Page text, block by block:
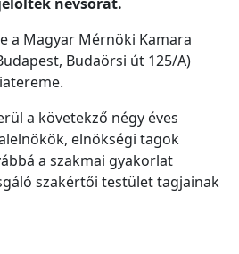
a Magyar Mérnöki Kamara
Budaörsi út 125/A)
a követekző négy éves
elnökségi tagok
a szakmai gyakorlat
szakértői testület tagjainak